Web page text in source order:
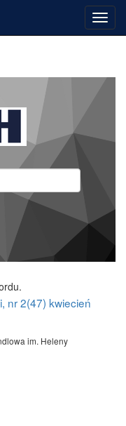
nr 2(47) kwiecień
im. Heleny